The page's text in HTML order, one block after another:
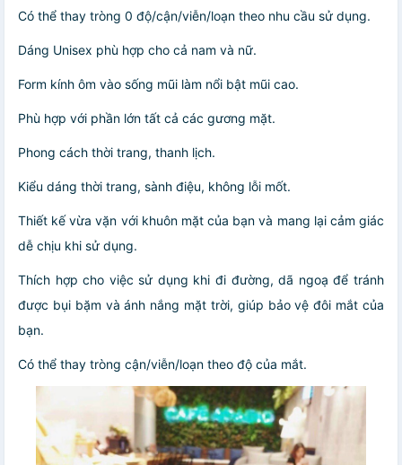
Có thể thay tròng 0 độ/cận/viễn/loạn theo nhu cầu sử dụng.
Dáng Unisex phù hợp cho cả nam và nữ.
Form kính ôm vào sống mũi làm nổi bật mũi cao.
Phù hợp với phần lớn tất cả các gương mặt.
Phong cách thời trang, thanh lịch.
Kiểu dáng thời trang, sành điệu, không lỗi mốt.
Thiết kế vừa vặn với khuôn mặt của bạn và mang lại cảm giác
dễ chịu khi sử dụng.
Thích hợp cho việc sử dụng khi đi đường, dã ngoạ để tránh
được bụi bặm và ánh nắng mặt trời, giúp bảo vệ đôi mắt của
bạn.
Có thể thay tròng cận/viễn/loạn theo độ của mắt.